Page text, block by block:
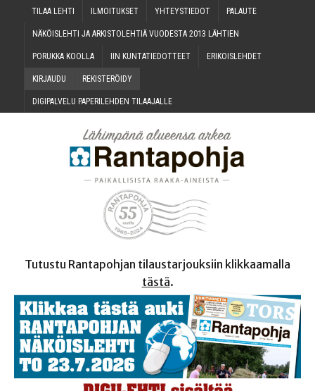
TILAA LEH­TI ILMOI­TUK­SET YHTEYS­TIE­DOT PALAU­TE
NÄKÖIS­LEH­TI JA ARKIS­TO­LEH­TIÄ VUO­DES­TA 2013 LÄHTIEN
PORUK­KA KOOLLA IIN KUN­TA­TIE­DOT­TEET ERI­KOIS­LEH­DET
KIR­JAU­DU REKIS­TE­RÖI­DY
DIGI­PAL­VE­LU PAPE­RI­LEH­DEN TILAAJALLE
Tutustu Rantapohjan tilaustarjouksiin klikkaamalla
tästä.